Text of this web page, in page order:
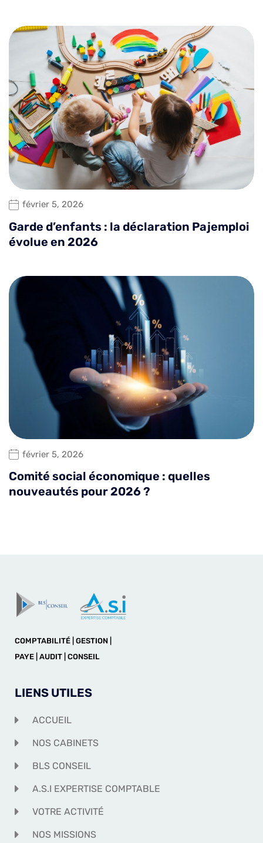
février 5, 2026
Garde d’enfants : la déclaration Pajemploi
évolue en 2026
février 5, 2026
Comité social économique : quelles
nouveautés pour 2026 ?
COMPTABILITÉ | GESTION |
PAYE | AUDIT | CONSEIL
LIENS UTILES
ACCUEIL
NOS CABINETS
BLS CONSEIL
A.S.I EXPERTISE COMPTABLE
VOTRE ACTIVITÉ
NOS MISSIONS